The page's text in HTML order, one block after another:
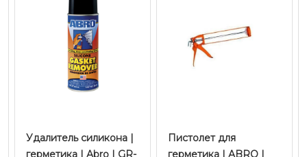
Удалитель силикона |
герметика | Abro | GR-
Пистолет для
герметика | ABRO |